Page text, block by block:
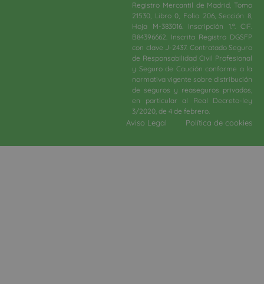
Registro Mercantil de Madrid, Tomo
21530, Libro 0, Folio 206, Sección 8,
Hoja M-383016. Inscripción 1.ª. CIF.
B84396662. Inscrita Registro DGSFP
con clave J-2437. Contratado Seguro
de Responsabilidad Civil Profesional
y Seguro de Caución conforme a la
normativa vigente sobre distribución
de seguros y reaseguros privados,
en particular al Real Decreto-ley
3/2020, de 4 de febrero.​
Aviso Legal Política de cookies